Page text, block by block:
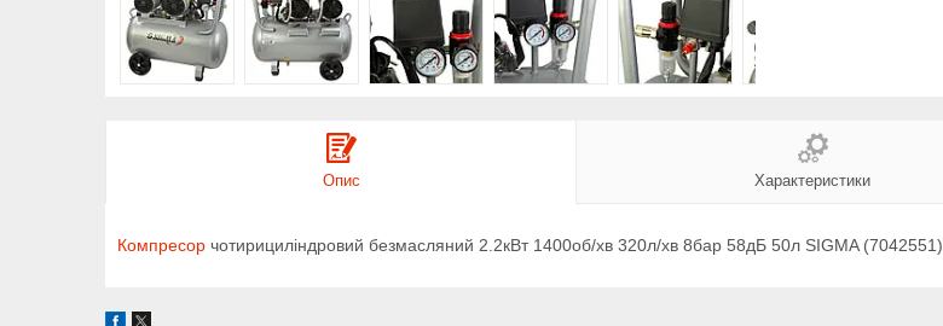
Опис Характеристики
Компресор чотирициліндровий безмасляний 2.2кВт 1400об/хв 320л/хв 8бар 58дБ 50л SIGMA (7042551)